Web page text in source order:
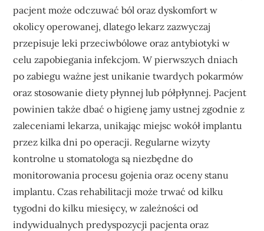
pacjent może odczuwać ból oraz dyskomfort w
okolicy operowanej, dlatego lekarz zazwyczaj
przepisuje leki przeciwbólowe oraz antybiotyki w
celu zapobiegania infekcjom. W pierwszych dniach
po zabiegu ważne jest unikanie twardych pokarmów
oraz stosowanie diety płynnej lub półpłynnej. Pacjent
powinien także dbać o higienę jamy ustnej zgodnie z
zaleceniami lekarza, unikając miejsc wokół implantu
przez kilka dni po operacji. Regularne wizyty
kontrolne u stomatologa są niezbędne do
monitorowania procesu gojenia oraz oceny stanu
implantu. Czas rehabilitacji może trwać od kilku
tygodni do kilku miesięcy, w zależności od
indywidualnych predyspozycji pacjenta oraz